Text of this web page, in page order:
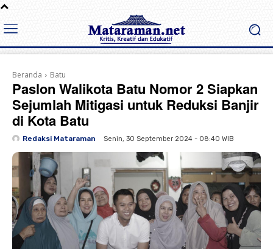
Beranda Batu
Paslon Walikota Batu Nomor 2 Siapkan
Sejumlah Mitigasi untuk Reduksi Banjir
di Kota Batu
Redaksi Mataraman Senin, 30 September 2024 - 08:40 WIB